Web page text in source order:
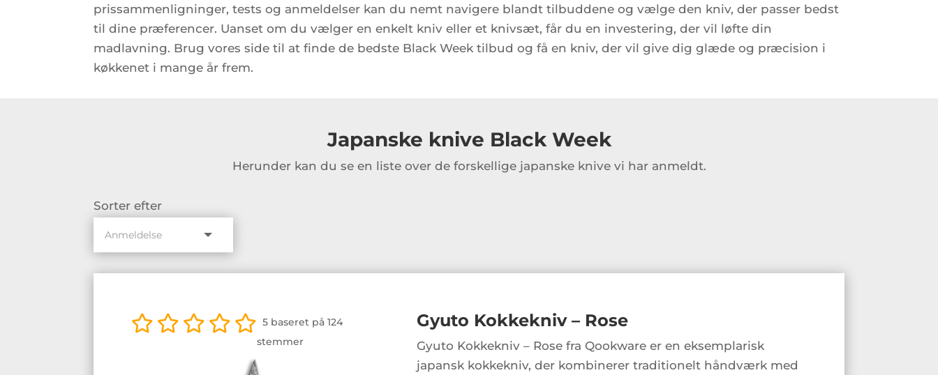
prissammenligninger, tests og anmeldelser kan du nemt navigere blandt tilbuddene og vælge den kniv, der passer bedst
til dine præferencer. Uanset om du vælger en enkelt kniv eller et knivsæt, får du en investering, der vil løfte din
madlavning. Brug vores side til at finde de bedste Black Week tilbud og få en kniv, der vil give dig glæde og præcision i
køkkenet i mange år frem.
Japanske knive Black Week
Herunder kan du se en liste over de forskellige japanske knive vi har anmeldt.
Sorter efter
5 baseret på 124
stemmer
Gyuto Kokkekniv – Rose
Gyuto Kokkekniv – Rose fra Qookware er en eksemplarisk
japansk kokkekniv, der kombinerer traditionelt håndværk med